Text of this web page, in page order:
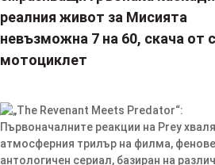
реалния живот за Мисията
невъзможна 7 на 60, скача от
мотоциклет